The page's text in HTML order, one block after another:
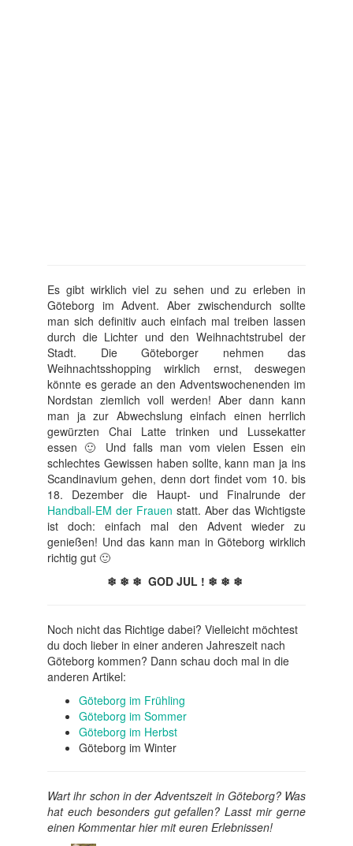
Es gibt wirklich viel zu sehen und zu erleben in
Göteborg im Advent. Aber zwischendurch sollte
man sich definitiv auch einfach mal treiben lassen
durch die Lichter und den Weihnachtstrubel der
Stadt. Die Göteborger nehmen das
Weihnachtsshopping wirklich ernst, deswegen
könnte es gerade an den Adventswochenenden im
Nordstan ziemlich voll werden! Aber dann kann
man ja zur Abwechslung einfach einen herrlich
gewürzten Chai Latte trinken und Lussekatter
essen 🙂 Und falls man vom vielen Essen ein
schlechtes Gewissen haben sollte, kann man ja ins
Scandinavium gehen, denn dort findet vom 10. bis
18. Dezember die Haupt- und Finalrunde der
Handball-EM der Frauen statt. Aber das Wichtigste
ist doch: einfach mal den Advent wieder zu
genießen! Und das kann man in Göteborg wirklich
richtig gut 🙂
❄ ❄ ❄ GOD JUL ! ❄ ❄ ❄
Noch nicht das Richtige dabei? Vielleicht möchtest
du doch lieber in einer anderen Jahreszeit nach
Göteborg kommen? Dann schau doch mal in die
anderen Artikel:
Göteborg im Frühling
Göteborg im Sommer
Göteborg im Herbst
Göteborg im Winter
Wart ihr schon in der Adventszeit in Göteborg? Was
hat euch besonders gut gefallen? Lasst mir gerne
einen Kommentar hier mit euren Erlebnissen!